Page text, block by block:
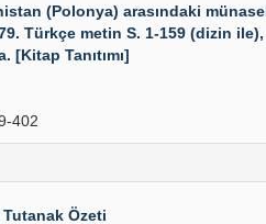
(Polonya) arasındaki
Türkçe metin S. 1-159 (dizin
[Kitap Tanıtımı]
402
Özeti